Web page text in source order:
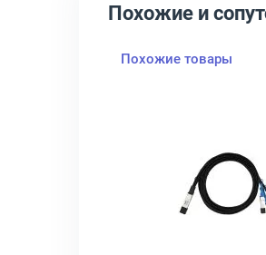
Похожие и
Похожие товары
QSFP28 -&gt; QSFP28 5 м, ACD-DA-
товар: Кабель прямого подключения